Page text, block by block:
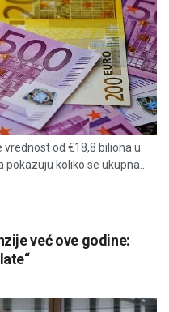
vrednost od €18,8 biliona u
koliko se ukupna...
već ove godine: